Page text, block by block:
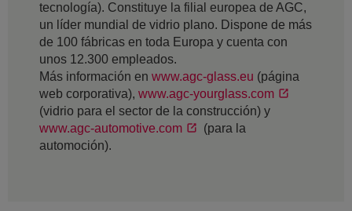
tecnología). Constituye la filial europea de AGC,
un líder mundial de vidrio plano. Dispone de más
de 100 fábricas en toda Europa y cuenta con
unos 12.300 empleados.
Más información en www.agc-glass.eu (página
web corporativa), www.agc-yourglass.com
(vidrio para el sector de la construcción) y
www.agc-automotive.com
(para la
automoción).